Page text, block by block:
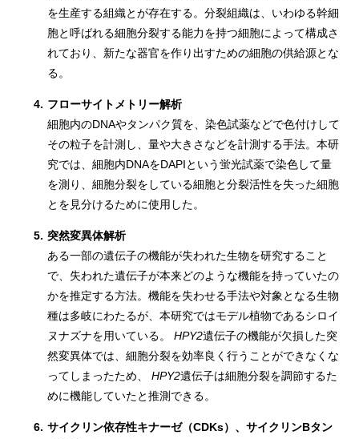
を生産する組織とが存在する。分裂組織は、いわゆる幹細
胞と呼ばれる細胞分裂する能力を持つ細胞によって構成さ
れており、新たな器官を作り出すための細胞の供給源とな
る。
4. フローサイトメトリー解析
細胞内のDNAやタンパク質を、染色試薬などで色付けして
その粒子を計測し、量や大きさなどを計測する手法。本研
究では、細胞内DNAをDAPIという蛍光試薬で染色して量
を測り、細胞分裂をしている細胞と分裂活性を失った細胞
とを見分けるために使用した。
5. 突然変異体解析
ある一部の遺伝子の機能が失われた生物を研究すること
で、失われた遺伝子が本来どのような機能を持っていたの
かを推定する方法。機能を失わせる手法や対象となる生物
種は多岐にわたるが、本研究ではモデル植物であるシロイ
ヌナズナを用いている。HPY2遺伝子の機能が欠損した突
然変異体では、細胞分裂を効率良く行うことができなくな
ってしまったため、HPY2遺伝子は細胞分裂を調節するた
めに機能していたと推測できる。
6. サイクリン依存性キナーゼ（CDKs）、サイクリンBタン